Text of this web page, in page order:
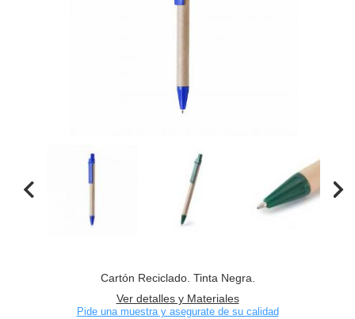
Cartón Reciclado. Tinta Negra.
Ver detalles y Materiales
Pide una muestra y asegurate de su calidad